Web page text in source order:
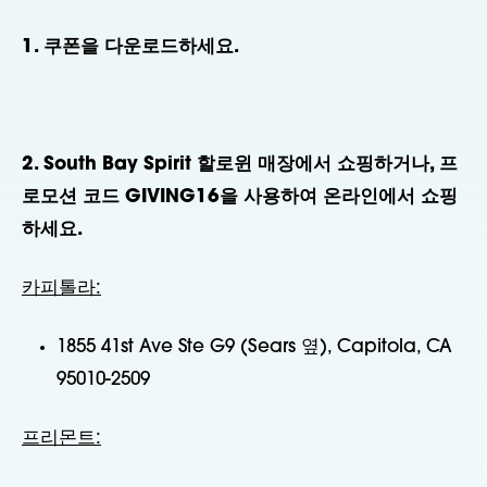
1. 쿠폰을 다운로드하세요.
2. South Bay Spirit 할로윈 매장에서 쇼핑하거나, 프
로모션 코드 GIVING16을 사용하여 온라인에서 쇼핑
하세요.
카피톨라:
1855 41st Ave Ste G9 (Sears 옆), Capitola, CA
95010-2509
프리몬트: